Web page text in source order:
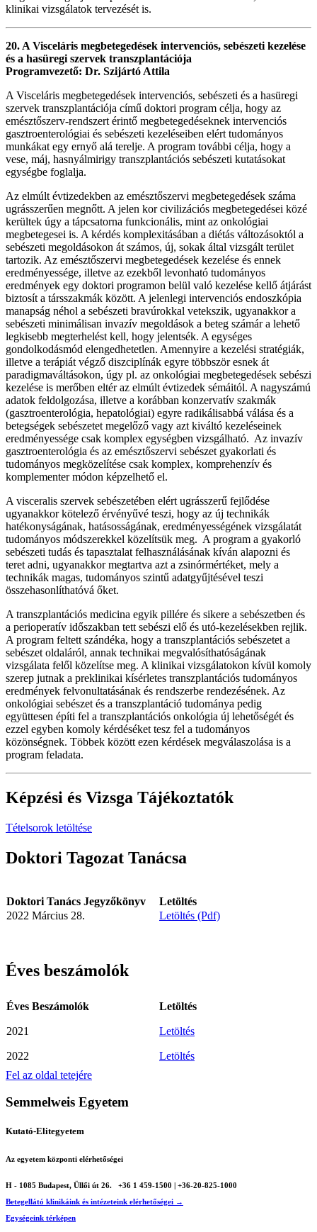
klinikai vizsgálatok tervezését is.
20. A Visceláris megbetegedések intervenciós, sebészeti kezelése
és a hasüregi szervek transzplantációja
Programvezető: Dr. Szijártó Attila
A Visceláris megbetegedések intervenciós, sebészeti és a hasüregi
szervek transzplantációja című doktori program célja, hogy az
emésztőszerv-rendszert érintő megbetegedéseknek intervenciós
gasztroenterológiai és sebészeti kezeléseiben elért tudományos
munkákat egy ernyő alá terelje. A program további célja, hogy a
vese, máj, hasnyálmirigy transzplantációs sebészeti kutatásokat
egységbe foglalja.
Az elmúlt évtizedekben az emésztőszervi megbetegedések száma
ugrásszerűen megnőtt. A jelen kor civilizációs megbetegedései közé
kerültek úgy a tápcsatorna funkcionális, mint az onkológiai
megbetegesei is. A kérdés komplexitásában a diétás változásoktól a
sebészeti megoldásokon át számos, új, sokak által vizsgált terület
tartozik. Az emésztőszervi megbetegedések kezelése és ennek
eredményessége, illetve az ezekből levonható tudományos
eredmények egy doktori programon belül való kezelése kellő átjárást
biztosít a társszakmák között. A jelenlegi intervenciós endoszkópia
manapság néhol a sebészeti bravúrokkal vetekszik, ugyanakkor a
sebészeti minimálisan invazív megoldások a beteg számár a lehető
legkisebb megterhelést kell, hogy jelentsék. A egységes
gondolkodásmód elengedhetetlen. Amennyire a kezelési stratégiák,
illetve a terápiát végző diszciplínák egyre többször esnek át
paradigmaváltásokon, úgy pl. az onkológiai megbetegedések sebészi
kezelése is merőben eltér az elmúlt évtizedek sémáitól. A nagyszámú
adatok feldolgozása, illetve a korábban konzervatív szakmák
(gasztroenterológia, hepatológiai) egyre radikálisabbá válása és a
betegségek sebészetet megelőző vagy azt kiváltó kezeléseinek
eredményessége csak komplex egységben vizsgálható. Az invazív
gasztroenterológia és az emésztőszervi sebészet gyakorlati és
tudományos megközelítése csak komplex, komprehenzív és
komplementer módon képzelhető el.
A visceralis szervek sebészetében elért ugrásszerű fejlődése
ugyanakkor kötelező érvényűvé teszi, hogy az új technikák
hatékonyságának, hatásosságának, eredményességének vizsgálatát
tudományos módszerekkel közelítsük meg. A program a gyakorló
sebészeti tudás és tapasztalat felhasználásának kíván alapozni és
teret adni, ugyanakkor megtartva azt a zsinórmértéket, mely a
technikák magas, tudományos szintű adatgyűjtésével teszi
összehasonlíthatóvá őket.
A transzplantációs medicina egyik pillére és sikere a sebészetben és
a perioperatív időszakban tett sebészi elő és utó-kezelésekben rejlik.
A program feltett szándéka, hogy a transzplantációs sebészetet a
sebészet oldaláról, annak technikai megvalósíthatóságának
vizsgálata felől közelítse meg. A klinikai vizsgálatokon kívül komoly
szerep jutnak a preklinikai kísérletes transzplantációs tudományos
eredmények felvonultatásának és rendszerbe rendezésének. Az
onkológiai sebészet és a transzplantáció tudománya pedig
együttesen építi fel a transzplantációs onkológia új lehetőségét és
ezzel egyben komoly kérdéséket tesz fel a tudományos
közönségnek. Többek között ezen kérdések megválaszolása is a
program feladata.
Képzési és Vizsga Tájékoztatók
Tételsorok letöltése
Doktori Tagozat Tanácsa
Doktori Tanács Jegyzőkönyv
Letöltés
2022 Március 28.
Letöltés (Pdf)
Éves beszámolók
Éves Beszámolók Letöltés
2021 Letöltés
2022
Letöltés
Fel az oldal tetejére
Semmelweis Egyetem
Kutató-Elitegyetem
Az egyetem központi elérhetőségei
H - 1085 Budapest, Üllői út 26.
+36 1 459-1500 | +36-20-825-1000
Betegellátó klinikáink és intézeteink elérhetőségei →
Egységeink térképen